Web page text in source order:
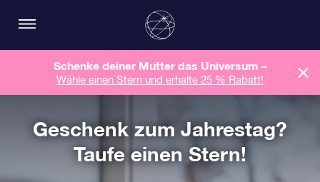
Schenke deiner Mutter das Universum –
Wähle einen Stern und erhalte 25 % Rabatt!
Geschenk zum Jahrestag?
Taufe einen Stern!